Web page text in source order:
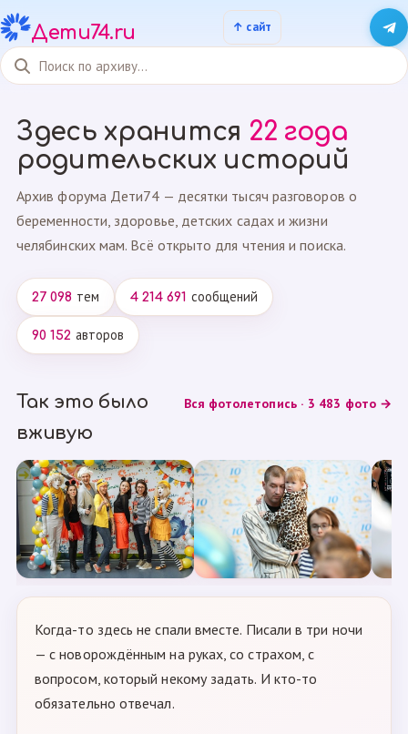
Дети74.ru
Здесь хранится 22 года
родительских историй
Архив форума Дети74 — десятки тысяч разговоров о
беременности, здоровье, детских садах и жизни
челябинских мам. Всё открыто для чтения и поиска.
27 098 тем 4 214 691 сообщений
90 152 авторов
Так это было
вживую
Вся фотолетопись · 3 483 фото →
Когда-то здесь не спали вместе. Писали в три ночи
— с новорождённым на руках, со страхом, с
вопросом, который некому задать. И кто-то
обязательно отвечал.